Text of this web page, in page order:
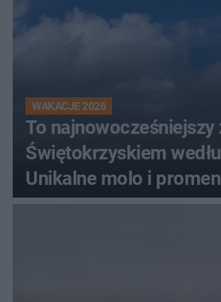
WAKACJE 2026
To najnowocześniejszy
Świętokrzyskiem
Unikalne molo i